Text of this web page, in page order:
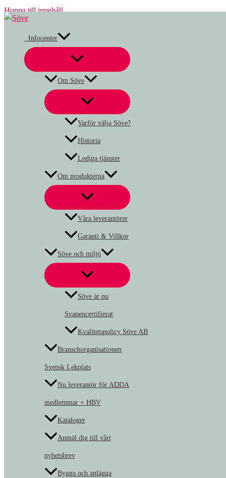
Hoppa till innehåll
Infocenter
Om Söve
Varför välja Söve?
Historia
Lediga tjänster
Om produkterna
Våra leverantörer
Garanti & Villkor
Söve och miljö
Söve är nu
Svanencertifierat
Kvalitetspolicy Söve AB
Branschorganisationen
Svensk Lekplats
Nu leverantör för ADDA
medlemmar + HBV
Kataloger
Anmäl dig till vårt
nyhetsbrev
Bygga och anlägga